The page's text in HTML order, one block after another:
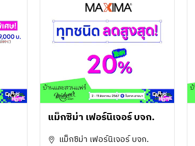
แม็กซิม่า เฟอร์นิเจอร์ บจก.
แม็กซิม่า เฟอร์นิเจอร์ บจก.